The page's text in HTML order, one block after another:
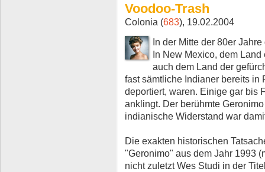
Voodoo-Trash
Colonia (683), 19.02.2004
In der Mitte der 80er
In New Mexico, dem
auch dem Land der
fast sämtliche Indianer bereits in
deportiert, waren. Einige gar bis
anklingt. Der berühmte
indianische Widerstand war
Die exakten historischen
"Geronimo" aus dem Jahr 1993
nicht zuletzt Wes Studi in der